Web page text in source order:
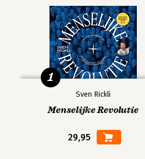
werkers
Bekijk alle boeken
Sven Rickli
Menselijke Revolutie
29,95
1